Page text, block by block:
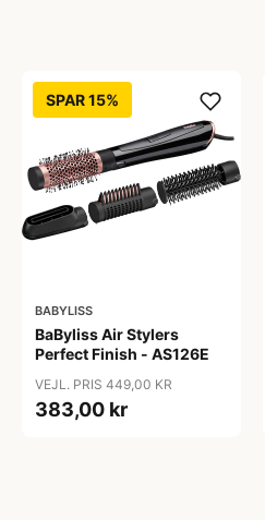
SPAR 15%
BABYLISS
BaByliss Air Stylers
Perfect Finish - AS126E
VEJL. PRIS 449,00 KR
383,00 kr